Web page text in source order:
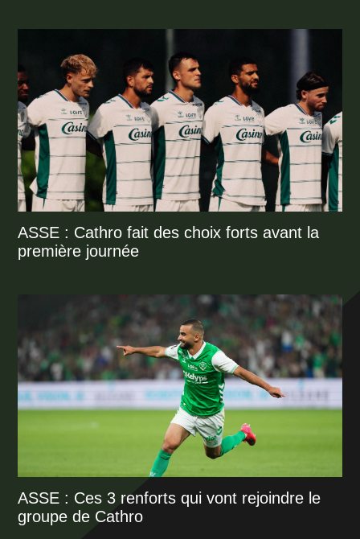
ASSE : Cathro fait des choix forts avant la
première journée
ASSE : Ces 3 renforts qui vont rejoindre le
groupe de Cathro